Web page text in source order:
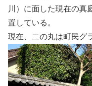
川）に面した現在の真
置している。
現在、二の丸は町民